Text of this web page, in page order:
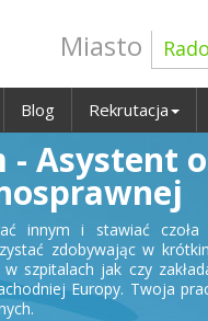
Miasto
Blog Rekrutacja
- Asystent
innym i stawiać czoła
zdobywając w
szpitalach jak czy
Europy. Twoja